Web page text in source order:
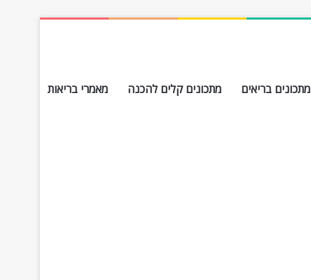
מתכונים בריאים מתכונים קלים להכנה מאמרי בריאות